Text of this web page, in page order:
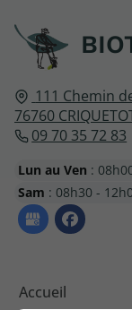
111 Chemin
76760
09 70 35 72 83
Lun au Ven :
Sam : 08h30 -
Accueil